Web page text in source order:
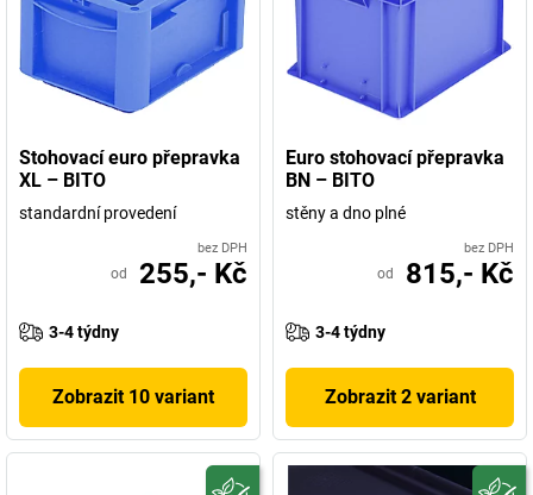
několikapatrové regálové systémy, prvotřídní regálová technika a
výkonné kontejnerové systémy. A protože jméno BITO
reprezentuje především také inovativní vizionářský duch,
dlouhodobé myšlení a jednání orientované na řešení, vznikl další
Stohovací euro přepravka
XL – BITO
standardní provedení
bez DPH
od 255,- Kč
3-4 týdny
Zobrazit 10 variant
Euro stohovací přepravka
BN – BITO
stěny a dno plné
bez DPH
od 815,- Kč
3-4 týdny
Zobrazit 2 variant